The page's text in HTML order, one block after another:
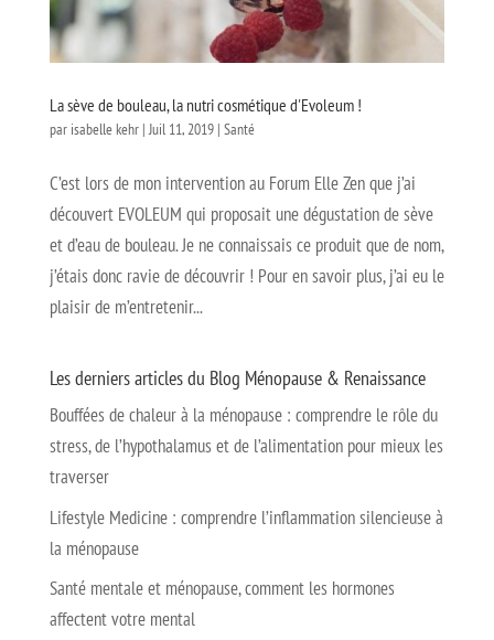
La sève de bouleau, la nutri cosmétique d'Evoleum !
par isabelle kehr|Juil 11, 2019| Santé
C’est lors de mon intervention au Forum Elle Zen que j’ai
découvert EVOLEUM qui proposait une dégustation de sève
et d’eau de bouleau. Je ne connaissais ce produit que de nom,
j’étais donc ravie de découvrir ! Pour en savoir plus, j’ai eu le
plaisir de m’entretenir...
Les derniers articles du Blog Ménopause & Renaissance
Bouffées de chaleur à la ménopause : comprendre le rôle du
stress, de l’hypothalamus et de l’alimentation pour mieux les
traverser
Lifestyle Medicine : comprendre l’inflammation silencieuse à
la ménopause
Santé mentale et ménopause, comment les hormones
affectent votre mental